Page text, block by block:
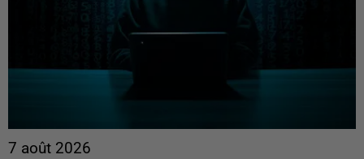
7 août 2026